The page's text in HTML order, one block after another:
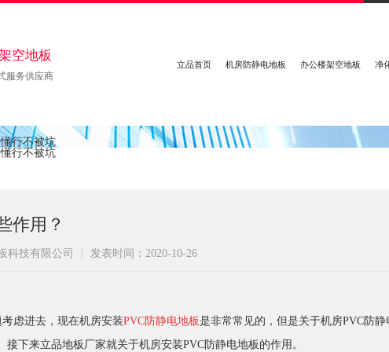
空地板
服务供应商
立品首页 机房防静电地板 办公楼架空地板 净
行不被坑
行不被坑
作用？
科技有限公司 发表时间：2020-10-26
虑进去，现在机房安装PVC防静电地板是非常常见的，但是关于机房PVC防
下来立品地板厂家就关于机房安装PVC防静电地板的作用。